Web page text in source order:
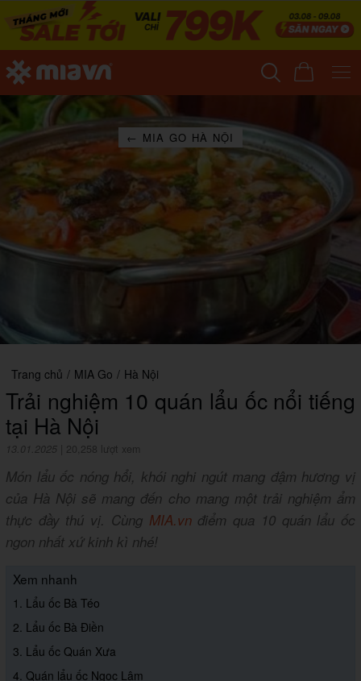
← MIA GO HÀ NỘI
Trang chủ / MIA Go / Hà Nội
Trải nghiệm 10 quán lẩu ốc nổi tiếng
tại Hà Nội
13.01.2025 20,258 lượt xem
Món lẩu ốc nóng hổi, khói nghi ngút mang đậm hương vị
của Hà Nội sẽ mang đến cho mang một trải nghiệm ẩm
thực đầy thú vị. Cùng MIA.vnđiểm qua 10 quán lẩu ốc
ngon nhất xứ kinh kì nhé!
Xem nhanh
1. Lẩu ốc Bà Téo
2. Lẩu ốc Bà Điền
3. Lẩu ốc Quán Xưa
4. Quán lẩu ốc Ngọc Lâm